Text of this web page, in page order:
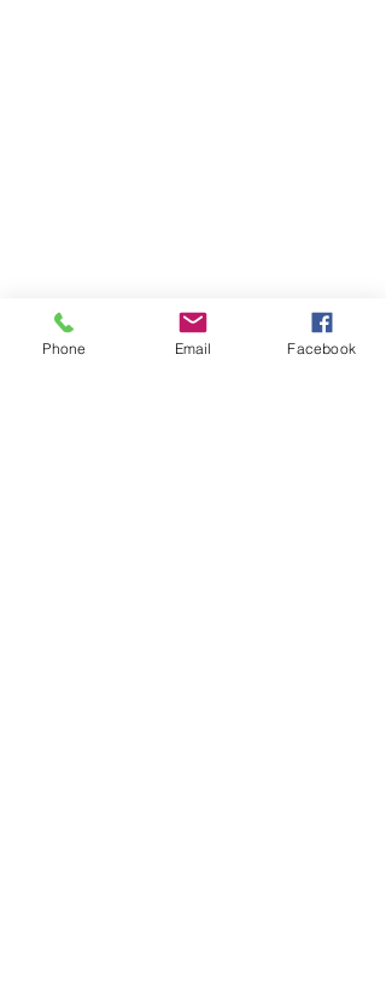
Phone Email Facebook